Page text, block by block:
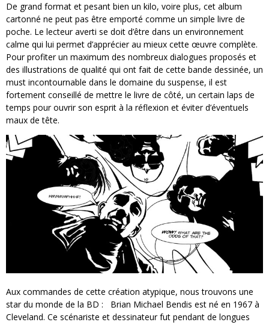
De grand format et pesant bien un kilo, voire plus, cet album
cartonné ne peut pas être emporté comme un simple livre de
poche. Le lecteur averti se doit d’être dans un environnement
calme qui lui permet d’apprécier au mieux cette œuvre complète.
Pour profiter un maximum des nombreux dialogues proposés et
des illustrations de qualité qui ont fait de cette bande dessinée, un
must incontournable dans le domaine du suspense, il est
fortement conseillé de mettre le livre de côté, un certain laps de
temps pour ouvrir son esprit à la réflexion et éviter d’éventuels
maux de tête.
Aux commandes de cette création atypique, nous trouvons une
star du monde de la BD : Brian Michael Bendis est né en 1967 à
Cleveland. Ce scénariste et dessinateur fut pendant de longues